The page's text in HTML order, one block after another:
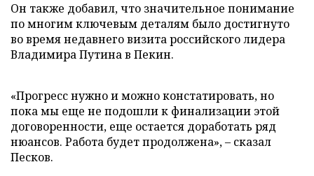
Он также добавил, что значительное понимание
по многим ключевым деталям было достигнуто
во время недавнего визита российского лидера
Владимира Путина в Пекин.
«Прогресс нужно и можно констатировать, но
пока мы еще не подошли к финализации этой
договоренности, еще остается доработать ряд
нюансов. Работа будет продолжена», – сказал
Песков.